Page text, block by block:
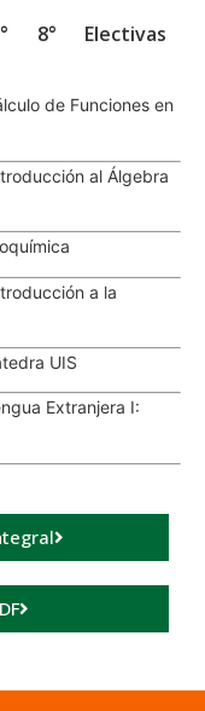
8° Electivas
de Funciones en
al Álgebra
a la
UIS
Extranjera I: